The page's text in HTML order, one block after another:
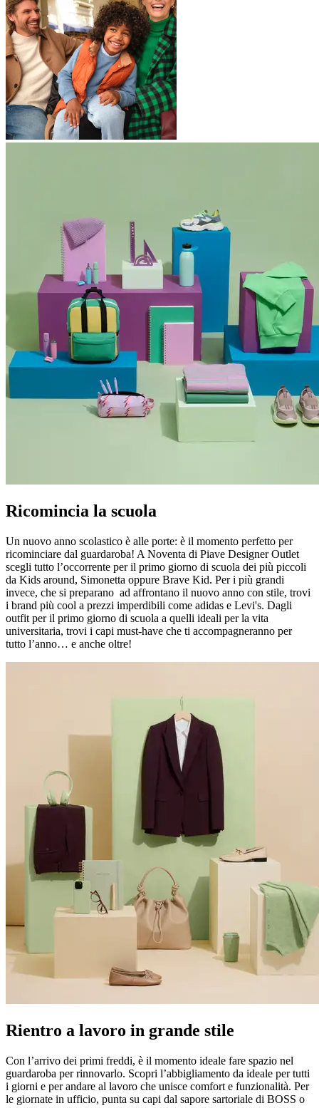
Ricomincia la scuola
Un nuovo anno scolastico è alle porte: è il momento perfetto per
ricominciare dal guardaroba! A Noventa di Piave Designer Outlet
scegli tutto l’occorrente per il primo giorno di scuola dei più piccoli
da Kids around, Simonetta oppure Brave Kid. Per i più grandi
invece, che si preparano ad affrontano il nuovo anno con stile, trovi
i brand più cool a prezzi imperdibili come adidas e Levi's. Dagli
outfit per il primo giorno di scuola a quelli ideali per la vita
universitaria, trovi i capi must-have che ti accompagneranno per
tutto l’anno… e anche oltre!
Rientro a lavoro in grande stile
Con l’arrivo dei primi freddi, è il momento ideale fare spazio nel
guardaroba per rinnovarlo. Scopri l’abbigliamento da ideale per tutti
i giorni e per andare al lavoro che unisce comfort e funzionalità. Per
le giornate in ufficio, punta su capi dal sapore sartoriale di BOSS o